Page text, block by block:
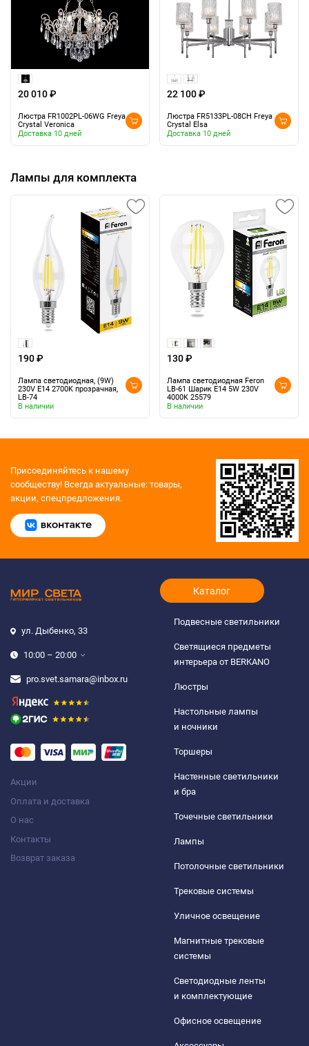
20 010 ₽
Люстра FR1002PL-06WG Freya
Crystal Veronica
Доставка 10 дней
22 100 ₽
Люстра FR5133PL-08CH Freya
Crystal Elsa
Доставка 10 дней
Лампы для комплекта
190 ₽
Лампа светодиодная, (9W)
230V E14 2700K прозрачная,
LB-74
В наличии
130 ₽
Лампа светодиодная Feron
LB-61 Шарик E14 5W 230V
4000K 25579
В наличии
Присоединяйтесь к нашему
сообществу! Всегда актуальные: товары,
акции, спецпредложения.
ул. Дыбенко, 33
10:00 – 20:00
pro.svet.samara@inbox.ru
Акции
Оплата и доставка
О нас
Контакты
Возврат заказа
Каталог
Подвесные светильники
Светящиеся предметы
интерьера от BERKANO
Люстры
Настольные лампы
и ночники
Торшеры
Настенные светильники
и бра
Точечные светильники
Лампы
Потолочные светильники
Трековые системы
Уличное освещение
Магнитные трековые
системы
Светодиодные ленты
и комплектующие
Офисное освещение